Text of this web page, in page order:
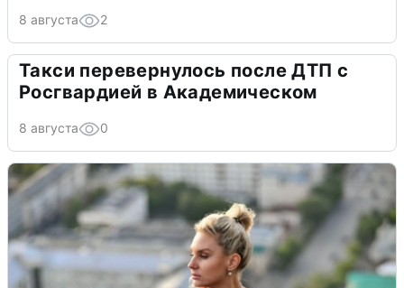
8 августа 2
Такси перевернулось после ДТП с
Росгвардией в Академическом
8 августа 0